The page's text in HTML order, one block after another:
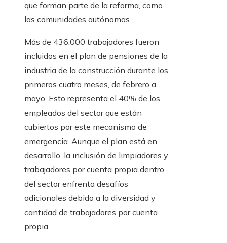
que forman parte de la reforma, como
las comunidades autónomas.
Más de 436.000 trabajadores fueron
incluidos en el plan de pensiones de la
industria de la construcción durante los
primeros cuatro meses, de febrero a
mayo. Esto representa el 40% de los
empleados del sector que están
cubiertos por este mecanismo de
emergencia. Aunque el plan está en
desarrollo, la inclusión de limpiadores y
trabajadores por cuenta propia dentro
del sector enfrenta desafíos
adicionales debido a la diversidad y
cantidad de trabajadores por cuenta
propia.